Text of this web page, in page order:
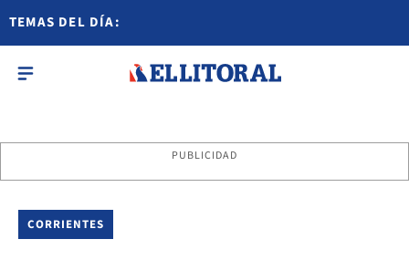
TEMAS DEL DÍA:
PUBLICIDAD
CORRIENTES